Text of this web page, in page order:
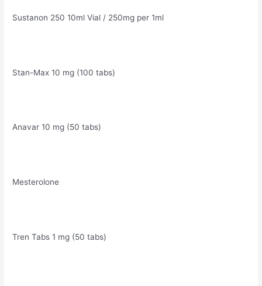
Sustanon 250 10ml Vial / 250mg per 1ml
Stan-Max 10 mg (100 tabs)
Anavar 10 mg (50 tabs)
Mesterolone
Tren Tabs 1 mg (50 tabs)